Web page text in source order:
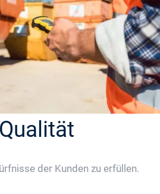
der Kunden zu erfüllen.